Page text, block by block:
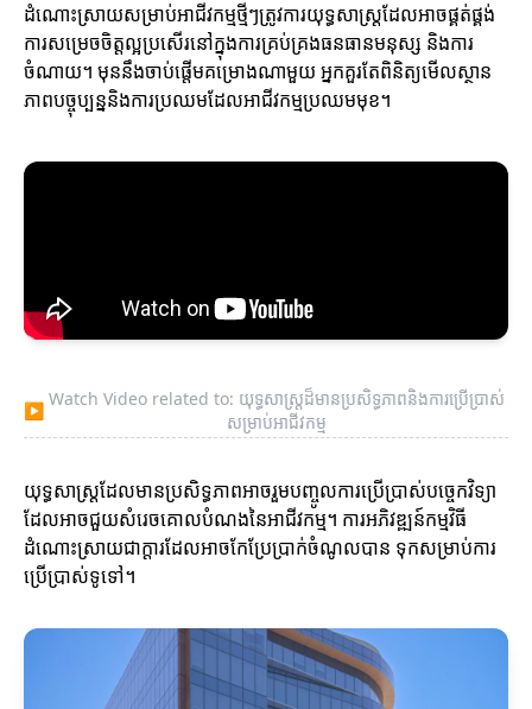
ដំណោះស្រាយសម្រាប់អាជីវកម្មថ្មីៗត្រូវការយុទ្ធសាស្ត្រដែលអាចផ្គត់ផ្គង់
ការសម្រេចចិត្តល្អប្រសើរនៅក្នុងការគ្រប់គ្រងធនធានមនុស្ស និងការ
ចំណាយ។ មុននឹងចាប់ផ្តើមគម្រោងណាមួយ អ្នកគួរតែពិនិត្យមើលស្ថាន
ភាពបច្ចុប្បន្ននិងការប្រឈមដែលអាជីវកម្មប្រឈមមុខ។
▶
Watch Video related to: យុទ្ធសាស្ត្រដ៏មានប្រសិទ្ធភាពនិងការប្រើប្រាស់
សម្រាប់អាជីវកម្ម
យុទ្ធសាស្ត្រដែលមានប្រសិទ្ធភាពអាចរួមបញ្ចូលការប្រើប្រាស់បច្ចេកវិទ្យា
ដែលអាចជួយសំរេចគោលបំណងនៃអាជីវកម្ម។ ការអភិវឌ្ឍន៍កម្មវិធី
ដំណោះស្រាយជាក្តារដែលអាចកែប្រែប្រាក់ចំណូលបាន ទុកសម្រាប់ការ
ប្រើប្រាស់ទូទៅ។